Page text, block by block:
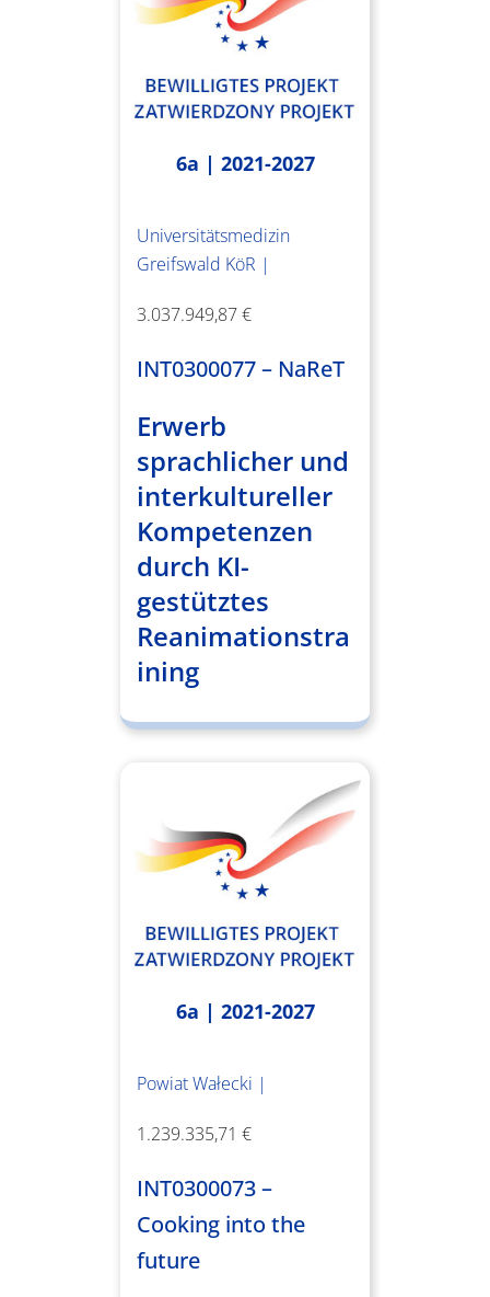
6a | 2021-2027
Universitätsmedizin
Greifswald KöR |
3.037.949,87 €
INT0300077 – NaReT
Erwerb
sprachlicher und
interkultureller
Kompetenzen
durch KI-
gestütztes
Reanimationstra
ining
6a | 2021-2027
Powiat Wałecki |
1.239.335,71 €
INT0300073 –
Cooking into the
future